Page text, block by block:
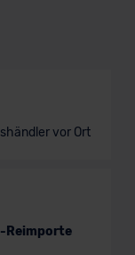
vor Ort
Reimporte